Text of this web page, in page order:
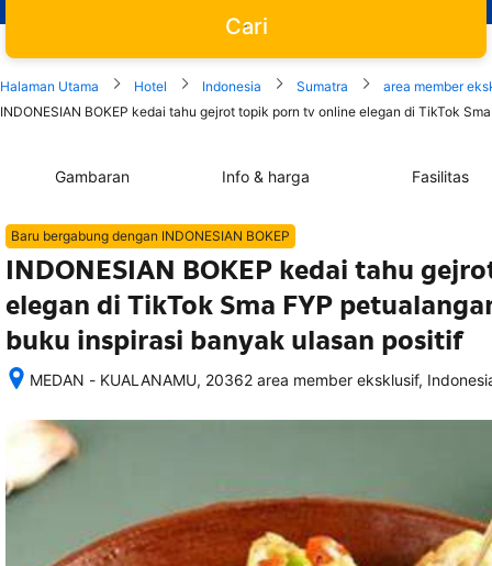
Cari
Halaman Utama Hotel Indonesia Sumatra
area member
INDONESIAN BOKEP kedai tahu gejrot topik porn tv online elegan di TikTok
Gambaran Info & harga Fasilitas
Baru bergabung dengan INDONESIAN BOKEP
INDONESIAN BOKEP kedai tahu
elegan di TikTok Sma FYP
buku inspirasi banyak ulasan positif
MEDAN - KUALANAMU, 20362 area member eksklusif,
memesan,
semua
rincian
akomodasi
telepon